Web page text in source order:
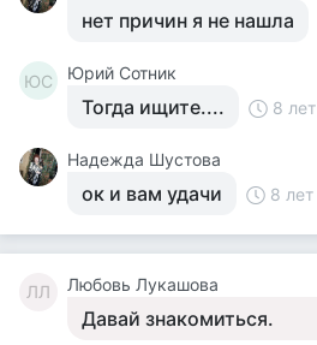
нет причин я не нашла
ЮС Юрий Сотник
Тогда ищите.... 8 лет
Надежда Шустова
ок и вам удачи 8 лет
ЛЛ Любовь Лукашова
Давай знакомиться.